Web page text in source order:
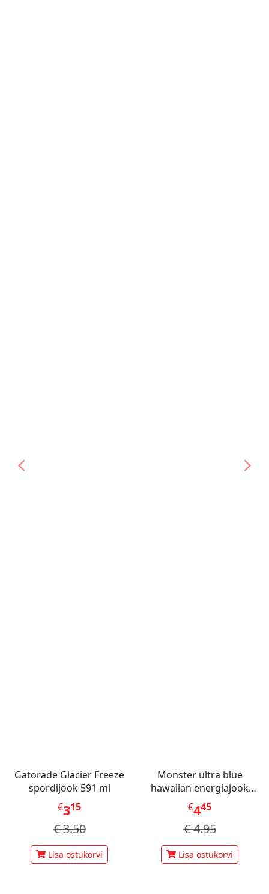
Gatorade Glacier Freeze
spordijook 591 ml
€315
€3.50
Lisa ostukorvi
Monster ultra blue
hawaiian energiajook
473ml
€445
€4.95
Lisa ostukorvi